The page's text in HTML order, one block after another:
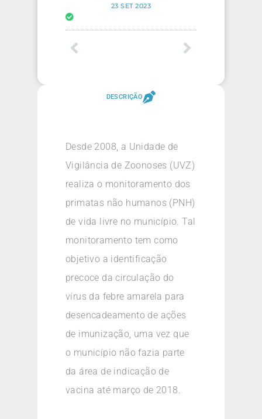
23 SET 2023
DESCRIÇÃO
Desde 2008, a Unidade de
Vigilância de Zoonoses (UVZ)
realiza o monitoramento dos
primatas não humanos (PNH)
de vida livre no município. Tal
monitoramento tem como
objetivo a identificação
precoce da circulação do
vírus da febre amarela para
desencadeamento de ações
de imunização, uma vez que
o município não fazia parte
da área de indicação de
vacina até março de 2018.